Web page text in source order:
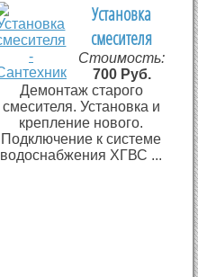
Установка
смесителя
Стоимость:
700 Руб.
Демонтаж старого
смесителя. Установка и
крепление нового.
Подключение к системе
водоснабжения ХГВС ...